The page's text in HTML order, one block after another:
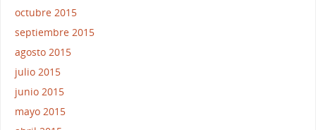
octubre 2015
septiembre 2015
agosto 2015
julio 2015
junio 2015
mayo 2015